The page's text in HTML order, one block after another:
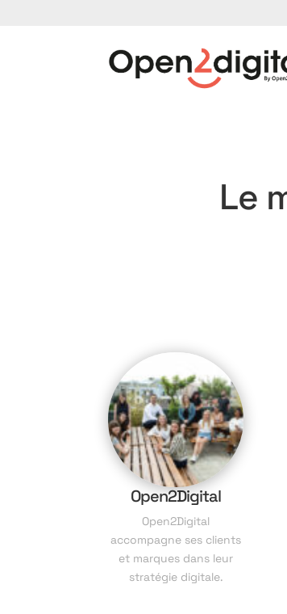
Le
Open2Digital
Open2Digital
accompagne ses clients
et marques dans leur
stratégie digitale.